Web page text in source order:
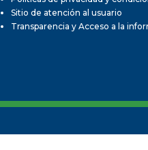
Sitio de atención al usuario
Transparencia y Acceso a la